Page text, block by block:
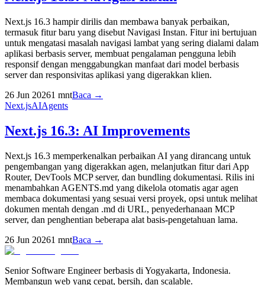
Next.js 16.3 hampir dirilis dan membawa banyak perbaikan,
termasuk fitur baru yang disebut Navigasi Instan. Fitur ini bertujuan
untuk mengatasi masalah navigasi lambat yang sering dialami dalam
aplikasi berbasis server, membuat pengalaman pengguna lebih
responsif dengan menggabungkan manfaat dari model berbasis
server dan responsivitas aplikasi yang digerakkan klien.
26 Jun 20261 mntBaca →
Next.jsAIAgents
Next.js 16.3: AI Improvements
Next.js 16.3 memperkenalkan perbaikan AI yang dirancang untuk
pengembangan yang digerakkan agen, melanjutkan fitur dari App
Router, DevTools MCP server, dan bundling dokumentasi. Rilis ini
menambahkan AGENTS.md yang dikelola otomatis agar agen
membaca dokumentasi yang sesuai versi proyek, opsi untuk melihat
dokumen mentah dengan .md di URL, penyederhanaan MCP
server, dan penghentian beberapa alat basis-pengetahuan lama.
26 Jun 20261 mntBaca →
Senior Software Engineer berbasis di Yogyakarta, Indonesia.
Membangun web yang cepat, bersih, dan scalable.